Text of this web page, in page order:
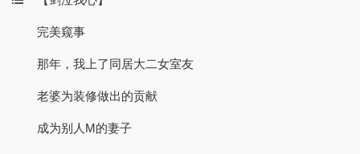
完美窥事
那年，我上了同居大二女室友
老婆为装修做出的贡献
成为别人M的妻子